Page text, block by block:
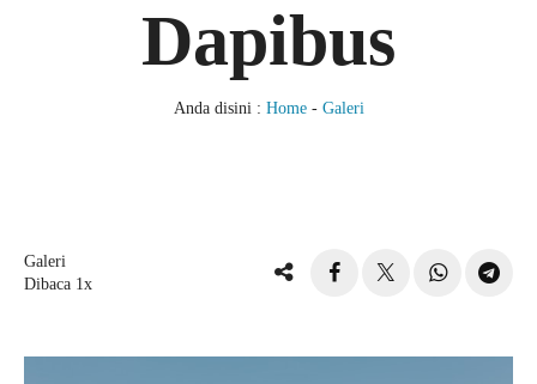
Dapibus
Anda disini : Home- Galeri
Galeri
Dibaca 1x